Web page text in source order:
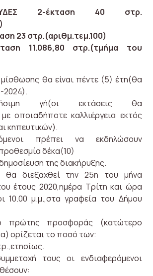
2-έκταση 40 στρ.
23 στρ.(αριθμ.τεμ.100)
11.086,80 στρ.(τμήμα του
μίσθωσης θα είναι πέντε (5) έτη(θα
2024).
γή(οι εκτάσεις θα
οποιαδήποτε καλλιέργεια εκτός
κηπευτικών).
πρέπει να εκδηλώσουν
δέκα(10)
της διακήρυξης.
θα διεξαχθεί την 25η του μήνα
έτους 2020,ημέρα Τρίτη και ώρα
10.00 μ.μ.,στα γραφεία του Δήμου
πρώτης προσφοράς (κατώτερο
ορίζεται το ποσό των:
τους οι ενδιαφερόμενοι